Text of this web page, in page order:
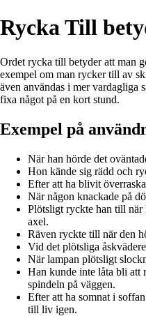
Rycka Till
Ordet rycka till betyder att man
exempel om man rycker till av
även användas i mer vardagliga
fixa något på en kort stund.
Exempel på
När han hörde det
Hon kände sig rädd och
Efter att ha blivit
När någon knackade på
Plötsligt ryckte han till när
axel.
Räven ryckte till när den
Vid det plötsliga
När lampan plötsligt
Han kunde inte låta bli att
spindeln på väggen.
Efter att ha somnat i
till liv igen.